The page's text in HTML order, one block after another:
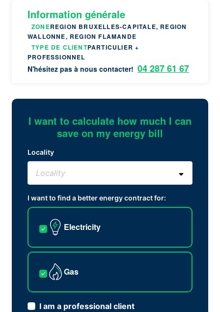
Information générale
ZONEREGION BRUXELLES-CAPITALE, REGION
WALLONNE, REGION FLAMANDE
TYPE DE CLIENTPARTICULIER +
PROFESSIONNEL
N'hésitez pas à nous contacter! 04 287 61 67
I want to calculate how much I can
save on my energy bill
Locality
I want to find a better energy contract for:
Electricity
Gas
I am a professional client